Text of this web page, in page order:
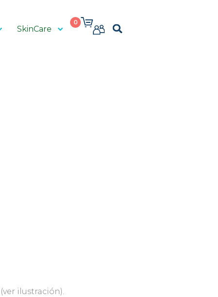
SkinCare
0
ilustración).